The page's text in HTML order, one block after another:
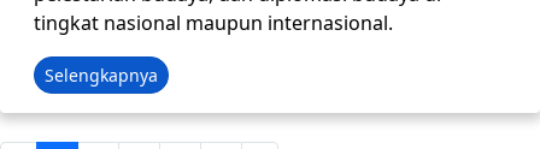
tingkat nasional maupun internasional.
Selengkapnya